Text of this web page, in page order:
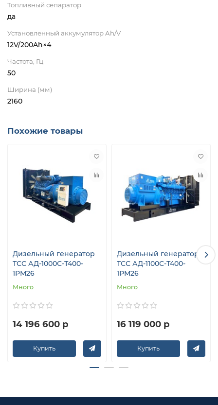
Топливный сепаратор
да
Установленный аккумулятор Ah/V
12V/200Ah×4
Частота, Гц
50
Ширина (мм)
2160
Похожие товары
Дизельный генератор
ТСС АД-1000С-Т400-
1РМ26
Много
14 196 600 р
Купить
Дизельный генератор
ТСС АД-1100С-Т400-
1РМ26
Много
16 119 000 р
Купить